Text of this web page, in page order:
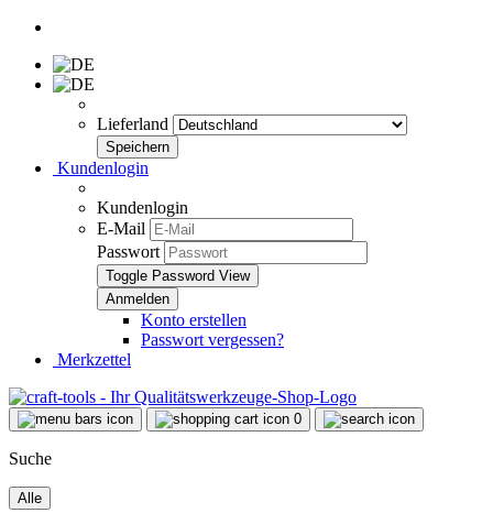
Lieferland
Kundenlogin
Kundenlogin
E-Mail
Passwort
Toggle Password View
Konto erstellen
Passwort vergessen?
Merkzettel
0
Suche
Alle